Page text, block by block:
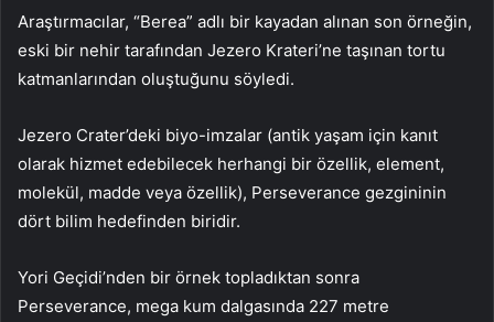
Araştırmacılar, “Berea” adlı bir kayadan alınan son örneğin,
eski bir nehir tarafından Jezero Krateri’ne taşınan tortu
katmanlarından oluştuğunu söyledi.
Jezero Crater’deki biyo-imzalar (antik yaşam için kanıt
olarak hizmet edebilecek herhangi bir özellik, element,
molekül, madde veya özellik), Perseverance gezgininin
dört bilim hedefinden biridir.
Yori Geçidi’nden bir örnek topladıktan sonra
Perseverance, mega kum dalgasında 227 metre